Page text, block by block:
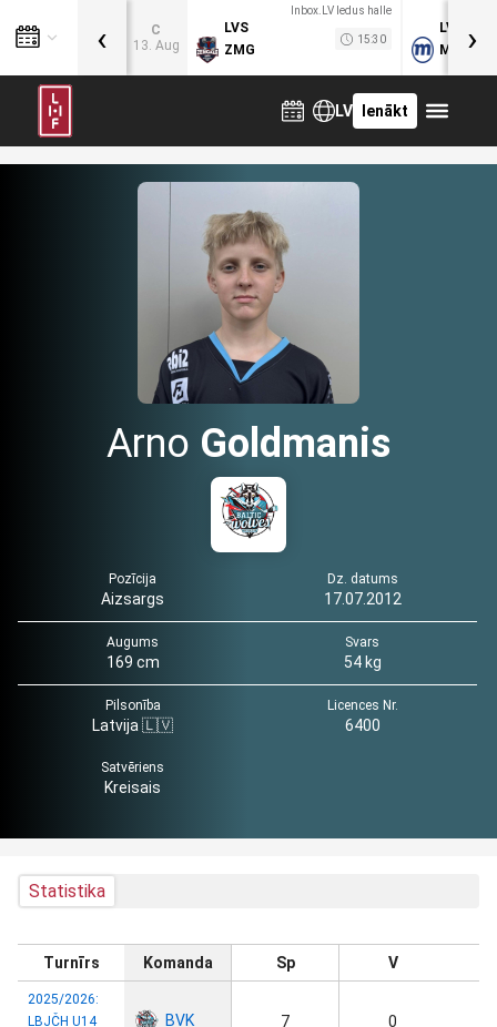
C
13. Aug
Inbox.LV ledus halle
LVS
ZMG
15:30
LVB
MOG
‹ ›
LV Ienākt
Arno Goldmanis
Pozīcija
Aizsargs
Dz. datums
17.07.2012
Augums
169 cm
Svars
54 kg
Pilsonība
Latvija 🇱🇻
Licences Nr.
6400
Satvēriens
Kreisais
Statistika
Turnīrs Komanda Sp V
2025/2026:
LBJČH U14
BVK 7 0